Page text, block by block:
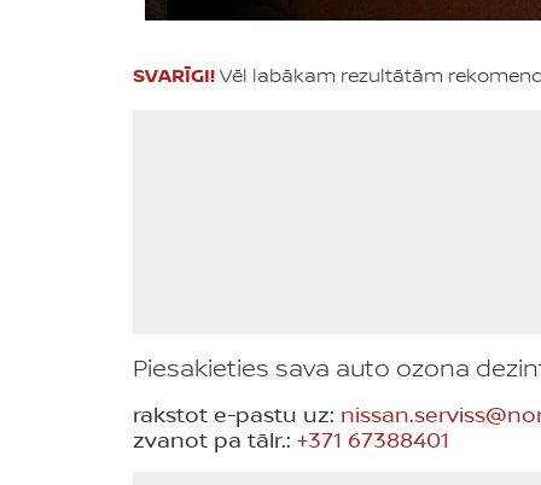
SVARĪGI! Vēl labākam rezultātām
Piesakieties sava auto ozona
rakstot e-pastu uz:
zvanot pa tālr.: +371 67388401